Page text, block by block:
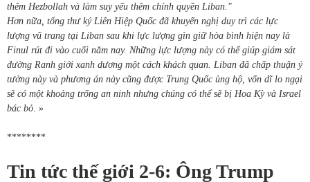
thêm Hezbollah và làm suy yếu thêm chính quyền Liban."
Hơn nữa, tổng thư ký Liên Hiệp Quốc đã khuyến nghị duy trì các lực
lượng vũ trang tại Liban sau khi lực lượng gìn giữ hòa bình hiện nay là
Finul rút đi vào cuối năm nay. Những lực lượng này có thể giúp giám sát
đường Ranh giới xanh dương một cách khách quan. Liban đã chấp thuận ý
tưởng này và phương án này cũng được Trung Quốc ủng hộ, vốn dĩ lo ngại
sẽ có một khoảng trống an ninh nhưng chúng có thể sẽ bị Hoa Kỳ và Israel
bác bỏ . »
********
Tin tức thế giới 2-6: Ông Trump